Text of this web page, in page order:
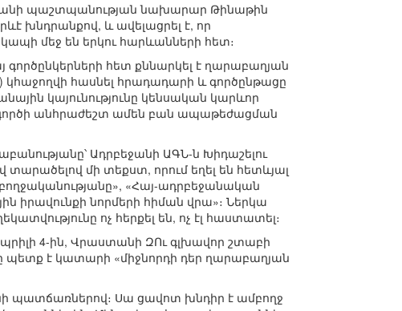
պաշտպանության նախարար Թինաթին
խնդրանքով, և ավելացրել է, որ
մեջ են երկու հարևանների հետ։
հետ քննարկել է ղարաբաղյան
կհաջողվի հասնել հրադադարի և գործընթացը
կայունությունը կենսական կարևոր
անհրաժեշտ ամեն բան ապաթեժացման
Ադրբեջանի ԱԳՆ-ն Խիդաշելու
տարածելով մի տեքստ, որում եղել են հետևյալ
«Հայ-ադրբեջանական
իրավունքի նորմերի հիման վրա»։ Ներկա
ոչ հերքել են, ոչ էլ հաստատել։
4-ին, Վրաստանի ԶՈւ գլխավոր շտաբի
է կատարի «միջնորդի դեր ղարաբաղյան
պատճառներով։ Սա ցավոտ խնդիր է ամբողջ